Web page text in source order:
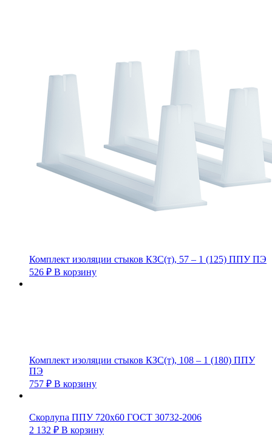
Комплект изоляции стыков КЗС(т), 57 – 1 (125) ППУ ПЭ
526 ₽ В корзину
Комплект изоляции стыков КЗС(т), 108 – 1 (180) ППУ
ПЭ
757 ₽ В корзину
Скорлупа ППУ 720х60 ГОСТ 30732-2006
2 132 ₽ В корзину